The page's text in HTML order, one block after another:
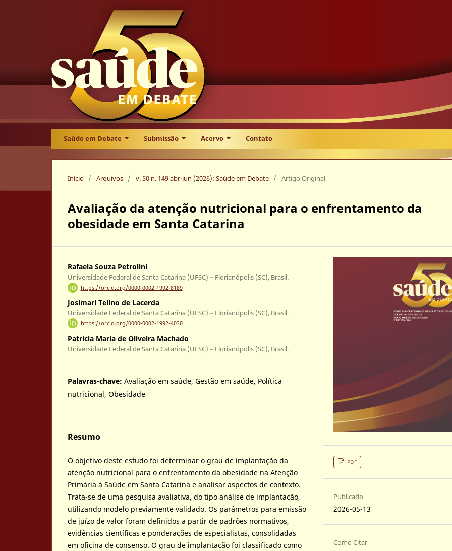
Saúde em Debate Submissão Acervo Contato
Início / Arquivos / v. 50 n. 149 abr-jun (2026): Saúde em Debate / Artigo Original
Avaliação da atenção nutricional para o enfrentamento da
obesidade em Santa Catarina
Rafaela Souza Petrolini
Universidade Federal de Santa Catarina (UFSC) – Florianópolis (SC), Brasil.
https://orcid.org/0000-0002-1992-8189
Josimari Telino de Lacerda
Universidade Federal de Santa Catarina (UFSC) – Florianópolis (SC), Brasil.
https://orcid.org/0000-0002-1992-4030
Patrícia Maria de Oliveira Machado
Universidade Federal de Santa Catarina (UFSC) – Florianópolis (SC), Brasil.
Palavras-chave: Avaliação em saúde, Gestão em saúde, Política
nutricional, Obesidade
Resumo
O objetivo deste estudo foi determinar o grau de implantação da
atenção nutricional para o enfrentamento da obesidade na Atenção
Primária à Saúde em Santa Catarina e analisar aspectos de contexto.
Trata-se de uma pesquisa avaliativa, do tipo análise de implantação,
utilizando modelo previamente validado. Os parâmetros para emissão
de juízo de valor foram definidos a partir de padrões normativos,
evidências científicas e ponderações de especialistas, consolidadas
em oficina de consenso. O grau de implantação foi classificado como
PDF
Publicado
2026-05-13
Como Citar